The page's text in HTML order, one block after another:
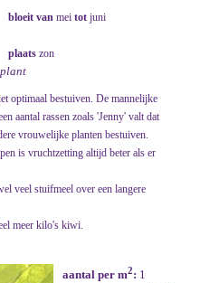
bloeit van mei tot juni
plaats zon
optimaal bestuiven. De mannelijke
aantal rassen zoals 'Jenny' valt dat
vrouwelijke planten bestuiven.
is vruchtzetting altijd beter als er
veel stuifmeel over een langere
meer kilo's kiwi.
aantal per m2: 1